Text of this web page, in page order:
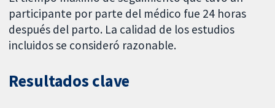
participante por parte del médico fue 24 horas
después del parto. La calidad de los estudios
incluidos se consideró razonable.
Resultados clave